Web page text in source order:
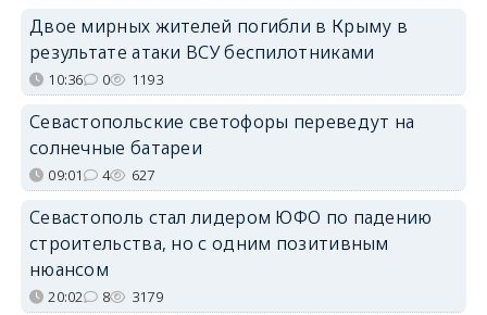
Двое мирных жителей погибли в Крыму в
результате атаки ВСУ беспилотниками
10:36 0 1193
Севастопольские светофоры переведут на
солнечные батареи
09:01 4 627
Севастополь стал лидером ЮФО по падению
строительства, но с одним позитивным
нюансом
20:02 8 3179